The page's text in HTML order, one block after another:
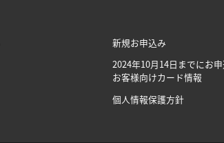
新規お申込み
2024年10月14日までにお
お客様向けカード情報
個人情報保護方針